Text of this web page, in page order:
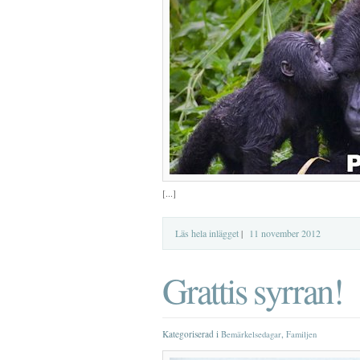
[...]
Läs hela inlägget| 11 november 2012
Grattis syrran!
Kategoriserad i Bemärkelsedagar, Familjen